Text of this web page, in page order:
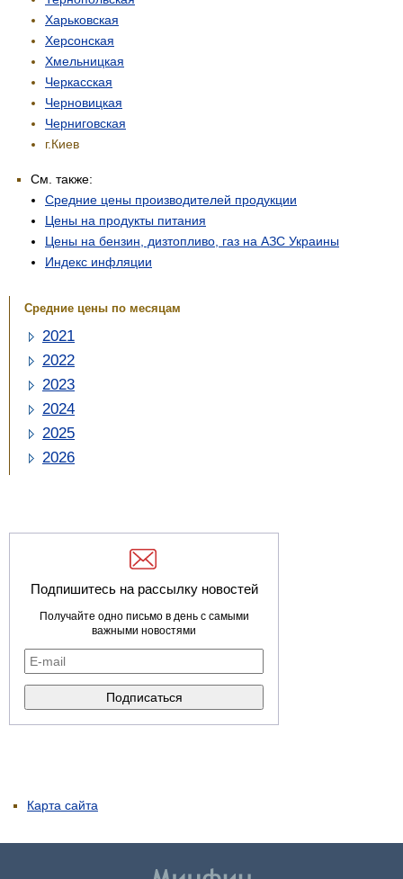
Харьковская
Херсонская
Хмельницкая
Черкасская
Черновицкая
Черниговская
г.Киев
См. также:
Средние цены производителей продукции
Цены на продукты питания
Цены на бензин, дизтопливо, газ на АЗС Украины
Индекс инфляции
Средние цены по месяцам
2021
2022
2023
2024
2025
2026
Подпишитесь на рассылку новостей
Получайте одно письмо в день с самыми
важными новостями
Карта сайта